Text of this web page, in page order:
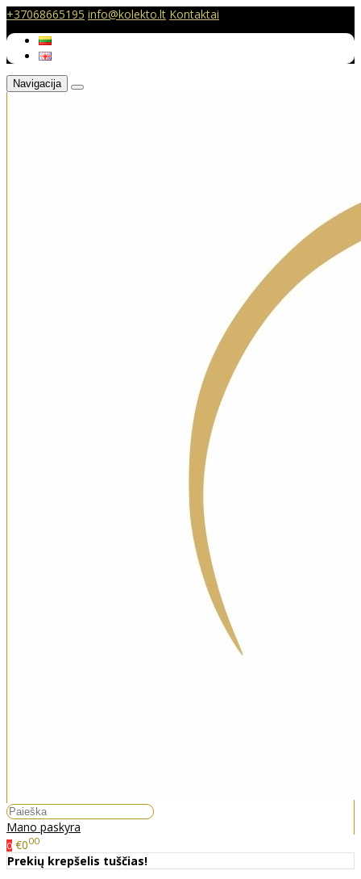
+37068665195 info@kolekto.lt Kontaktai
Navigacija
Mano paskyra
0 €000
Prekių krepšelis tuščias!